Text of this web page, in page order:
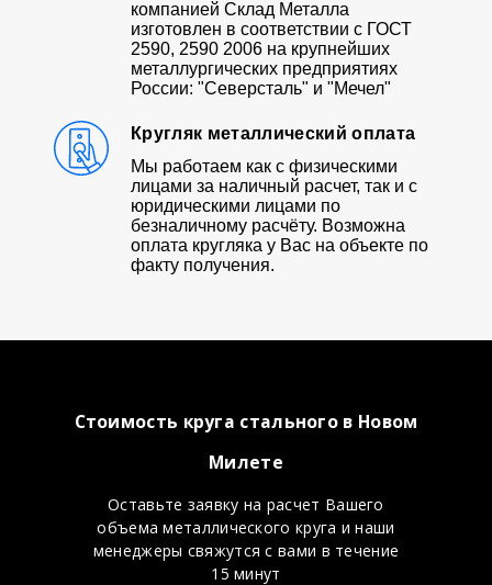
компанией Склад Металла
изготовлен в соответствии с ГОСТ
2590, 2590 2006 на крупнейших
металлургических предприятиях
России: "Северсталь" и "Мечел"
Кругляк металлический оплата
Мы работаем как с физическими
лицами за наличный расчет, так и с
юридическими лицами по
безналичному расчёту. Возможна
оплата кругляка у Вас на объекте по
факту получения.
Стоимость круга стального в Новом
Милете
Оставьте заявку на расчет Вашего
объема металлического круга и наши
менеджеры свяжутся с вами в течение
15 минут